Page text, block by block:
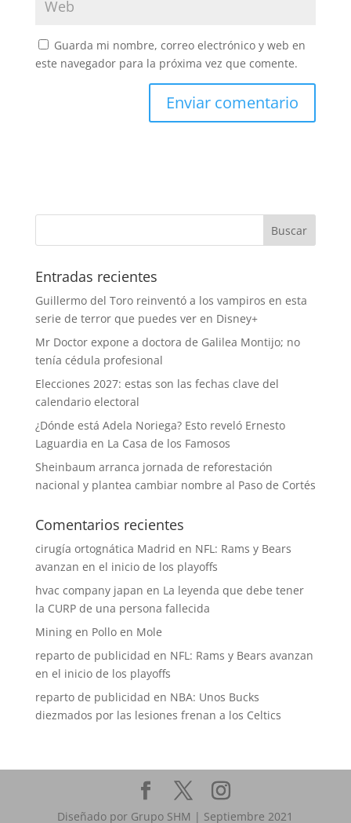
Guarda mi nombre, correo electrónico y web en
este navegador para la próxima vez que comente.
Entradas recientes
Guillermo del Toro reinventó a los vampiros en esta
serie de terror que puedes ver en Disney+
Mr Doctor expone a doctora de Galilea Montijo; no
tenía cédula profesional
Elecciones 2027: estas son las fechas clave del
calendario electoral
¿Dónde está Adela Noriega? Esto reveló Ernesto
Laguardia en La Casa de los Famosos
Sheinbaum arranca jornada de reforestación
nacional y plantea cambiar nombre al Paso de Cortés
Comentarios recientes
cirugía ortognática Madrid en NFL: Rams y Bears
avanzan en el inicio de los playoffs
hvac company japan en La leyenda que debe tener
la CURP de una persona fallecida
Miningen Pollo en Mole
reparto de publicidad en NFL: Rams y Bears avanzan
en el inicio de los playoffs
reparto de publicidad en NBA: Unos Bucks
diezmados por las lesiones frenan a los Celtics
Diseñado por Grupo SHM | Septiembre 2021